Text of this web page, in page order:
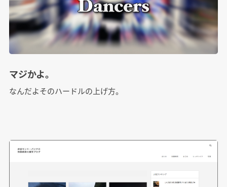
マジかよ。
なんだよそのハードルの上げ方。